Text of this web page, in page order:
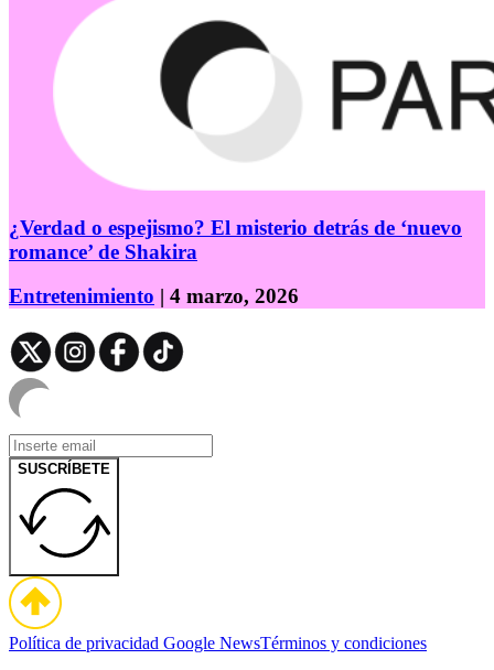
¿Verdad o espejismo? El misterio detrás de ‘nuevo
romance’ de Shakira
Entretenimiento | 4 marzo, 2026
SUSCRÍBETE
Política de privacidad Google NewsTérminos y condiciones